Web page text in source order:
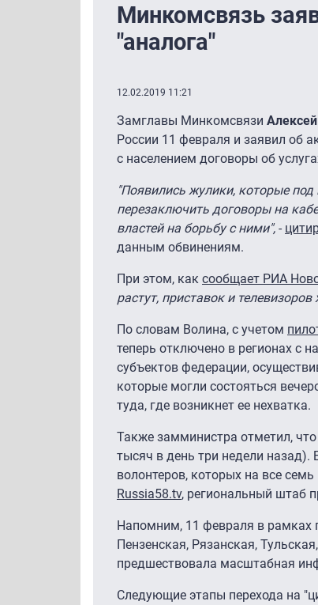
Минкомсвязь
"аналога"
12.02.2019 11:21
Замглавы Минкомсвязи
России 11 февраля и заявил об
с населением договоры об
"Появились жулики, которые
перезаключить договоры на
властей на борьбу с ними", -
данным обвинениям.
При этом, как сообщает РИА
растут, приставок и
По словам Волина, с учетом
теперь отключено в регионах с
субъектов федерации,
которые могли состояться
туда, где возникнет ее нехватка.
Также замминистра отметил,
тысяч в день три недели назад).
волонтеров, которых на все
Russia58.tv, региональный штаб
Напомним, 11 февраля в рамках
Пензенская, Рязанская,
предшествовала масштабная
Следующие этапы перехода на